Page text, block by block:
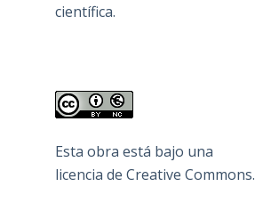
científica.
Esta obra está bajo una
licencia de Creative Commons.